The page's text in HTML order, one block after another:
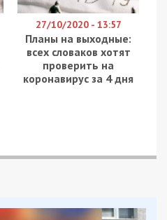
27/10/2020 - 13:57
Планы на выходные:
всех словаков хотят
проверить на
коронавирус за 4 дня